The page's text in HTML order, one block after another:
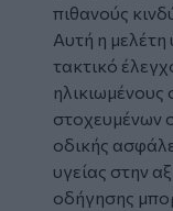
πιθανούς
Αυτή η μελέτη
τακτικό
ηλικιωμένους
στοχευμένων
οδικής
υγείας στην
οδήγησης